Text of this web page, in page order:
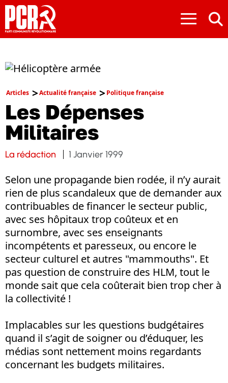
≡
Articles Actualité française Politique française
Les Dépenses
Militaires
La rédaction 1 Janvier 1999
Selon une propagande bien rodée, il n’y aurait
rien de plus scandaleux que de demander aux
contribuables de financer le secteur public,
avec ses hôpitaux trop coûteux et en
surnombre, avec ses enseignants
incompétents et paresseux, ou encore le
secteur culturel et autres "mammouths". Et
pas question de construire des HLM, tout le
monde sait que cela coûterait bien trop cher à
la collectivité !
Implacables sur les questions budgétaires
quand il s’agit de soigner ou d’éduquer, les
médias sont nettement moins regardants
concernant les budgets militaires.